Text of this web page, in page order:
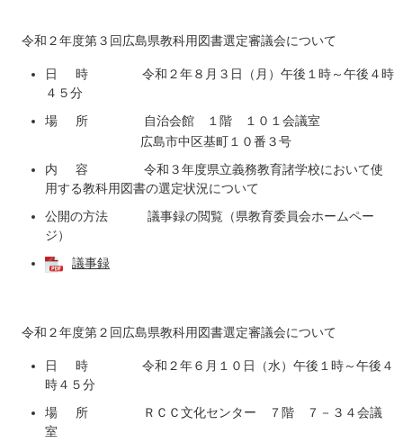
令和２年度第３回広島県教科用図書選定審議会について
日 時 令和２年８月３日（月）午後１時～午後４時
４５分
場 所 自治会館 １階 １０１会議室
広島市中区基町１０番３号
内 容 令和３年度県立義務教育諸学校において使
用する教科用図書の選定状況について
公開の方法 議事録の閲覧（県教育委員会ホームペー
ジ）
議事録
令和２年度第２回広島県教科用図書選定審議会について
日 時 令和２年６月１０日（水）午後１時～午後４
時４５分
場 所
ＲＣＣ文化センター ７階 ７－３４会議
室